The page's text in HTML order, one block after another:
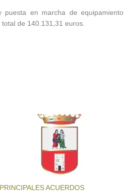
en marcha de equipamiento
de 140.131,31 euros.
PRINCIPALES ACUERDOS